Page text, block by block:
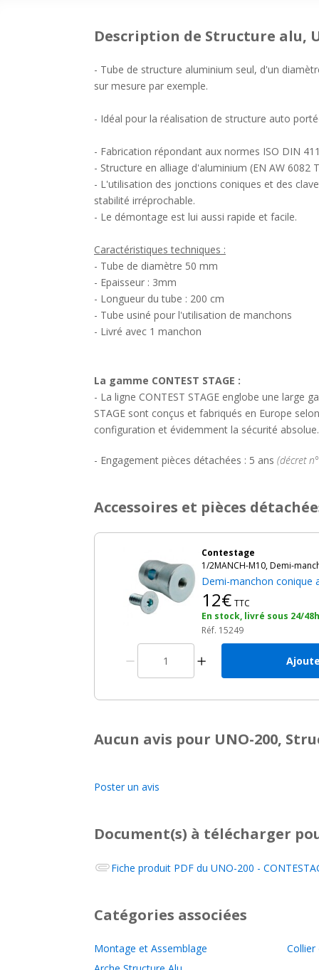
Description de Structure alu,
- Tube de structure aluminium seul, d'un
sur mesure par exemple.
- Idéal pour la réalisation de structure auto
- Fabrication répondant aux normes ISO DIN
- Structure en alliage d'aluminium (EN AW 6082
- L'utilisation des jonctions coniques et des
stabilité irréprochable.
- Le démontage est lui aussi rapide et facile.
Caractéristiques techniques :
- Tube de diamètre 50 mm
- Epaisseur : 3mm
- Longueur du tube : 200 cm
- Tube usiné pour l'utilisation de manchons
- Livré avec 1 manchon
La gamme CONTEST STAGE :
- La ligne CONTEST STAGE englobe une large
STAGE sont conçus et fabriqués en Europe
configuration et évidemment la sécurité absolue.
- Engagement pièces détachées : 5 ans (décret
Accessoires et pièces
Contestage
1/2MANCH-M10, Demi-
Demi-manchon conique
12€ TTC
En stock, livré sous 24/48h
Réf. 15249
Aucun avis pour UNO-200,
Poster un avis
Document(s) à télécharger
Fiche produit PDF du UNO-200 -
Catégories associées
Montage et Assemblage
Collier